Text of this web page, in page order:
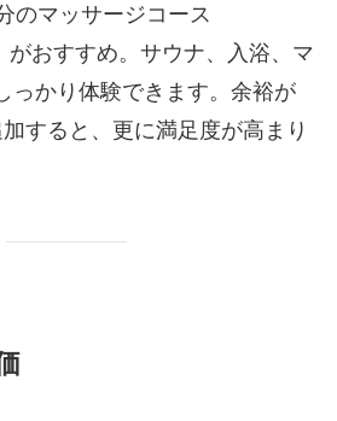
のマッサージコース
がおすすめ。サウナ、入浴、マ
っかり体験できます。余裕が
すると、更に満足度が高まり